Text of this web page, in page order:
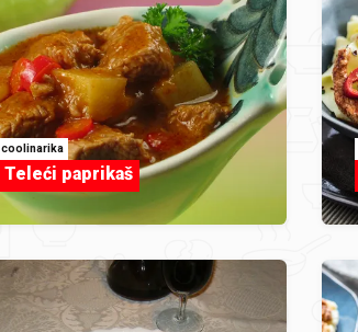
coolinarika
Teleći paprikaš